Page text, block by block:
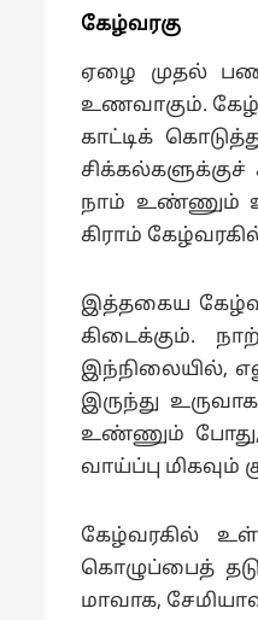
கேழ்வரகு
ஏழை முதல்
உணவாகும்.
காட்டிக்
நாம் உண்ணும்
கிராம்
இத்தகைய
கிடைக்கும்.
இந்நிலையில்,
இருந்து
உண்ணும் போது,
வாய்ப்பு மிகவும்
கேழ்வரகில்
கொழுப்பைத்
மாவாக,